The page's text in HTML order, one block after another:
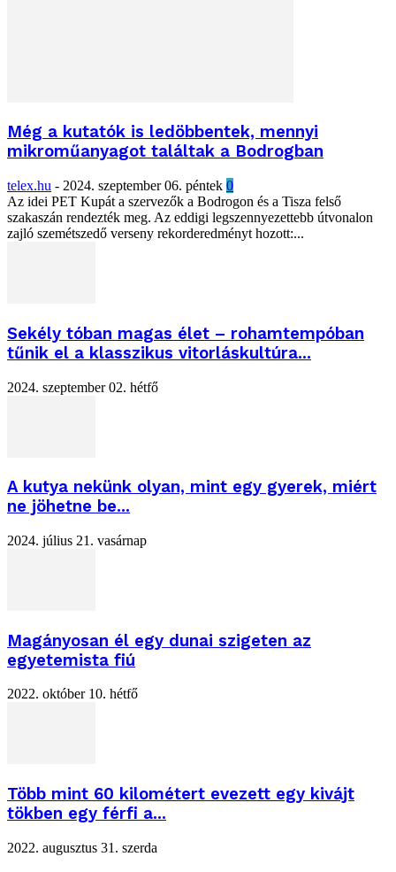
Még a kutatók is ledöbbentek, mennyi
mikroműanyagot találtak a Bodrogban
telex.hu - 2024. szeptember 06. péntek 0
Az idei PET Kupát a szervezők a Bodrogon és a Tisza felső
szakaszán rendezték meg. Az eddigi legszennyezettebb útvonalon
zajló szemétszedő verseny rekorderedményt hozott:...
Sekély tóban magas élet – rohamtempóban
tűnik el a klasszikus vitorláskultúra...
2024. szeptember 02. hétfő
A kutya nekünk olyan, mint egy gyerek, miért
ne jöhetne be...
2024. július 21. vasárnap
Magányosan él egy dunai szigeten az
egyetemista fiú
2022. október 10. hétfő
Több mint 60 kilométert evezett egy kivájt
tökben egy férfi a...
2022. augusztus 31. szerda